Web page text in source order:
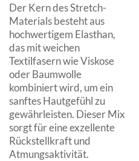
Der Kern des Stretch-
Materials besteht aus
hochwertigem Elasthan,
das mit weichen
Textilfasern wie Viskose
oder Baumwolle
kombiniert wird, um ein
sanftes Hautgefühl zu
gewährleisten. Dieser Mix
sorgt für eine exzellente
Rückstellkraft und
Atmungsaktivität.